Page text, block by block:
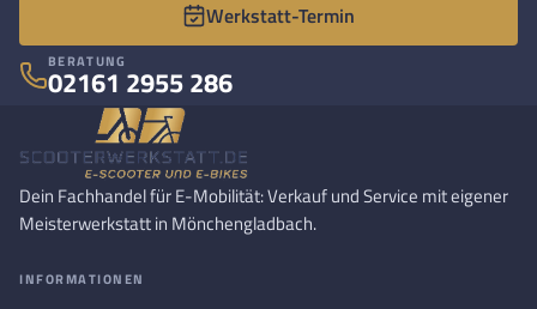
Werkstatt-Termin
BERATUNG
02161 2955 286
Dein Fachhandel für E-Mobilität: Verkauf und Service mit eigener
Meisterwerkstatt in Mönchengladbach.
INFORMATIONEN